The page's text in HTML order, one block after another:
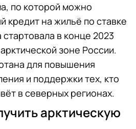
по которой можно
кредит на жильё по ставке
в конце 2023
зоне России.
для повышения
и поддержки тех, кто
в северных регионах.
арктическую